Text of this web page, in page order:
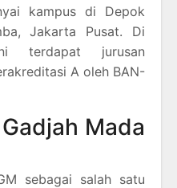
kampus di Depok
Jakarta Pusat. Di
terdapat jurusan
A oleh BAN-
Mada
sebagai salah satu